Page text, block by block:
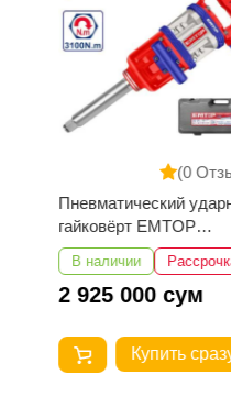
(0 Отзывов)
Пневматический ударный
гайковёрт EMTOP
EATL013101
В наличии Рассрочка
2 925 000 сум
Купить сразу